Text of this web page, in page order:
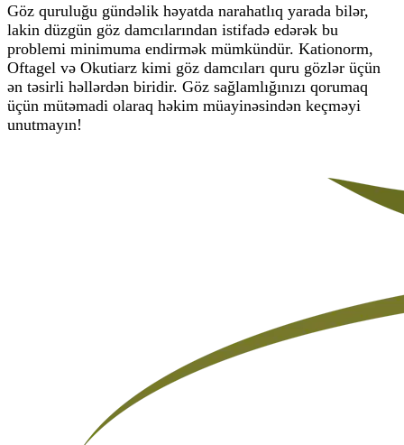
Göz quruluğu gündəlik həyatda narahatlıq yarada bilər,
lakin düzgün göz damcılarından istifadə edərək bu
problemi minimuma endirmək mümkündür. Kationorm,
Oftagel və Okutiarz kimi göz damcıları quru gözlər üçün
ən təsirli həllərdən biridir. Göz sağlamlığınızı qorumaq
üçün mütəmadi olaraq həkim müayinəsindən keçməyi
unutmayın!